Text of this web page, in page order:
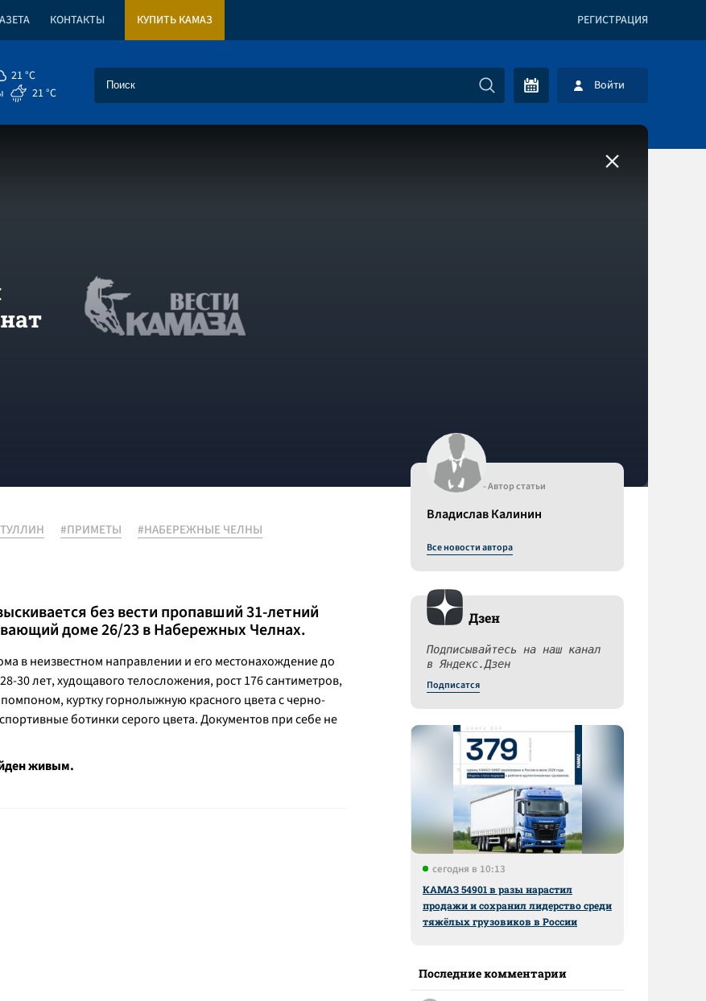
КОНТАКТЫ КУПИТЬ КАМАЗ РЕГИСТРАЦИЯ
21 °C
21 °C Войти
#ПРИМЕТЫ
#НАБЕРЕЖНЫЕ ЧЕЛНЫ
без вести пропавший 31-летний
доме 26/23 в Набережных Челнах.
в неизвестном направлении и его местонахождение до
30 лет, худощавого телосложения, рост 176 сантиметров,
куртку горнолыжную красного цвета с черно-
ботинки серого цвета. Документов при себе не
живым.
- Автор статьи
Владислав Калинин
Все новости автора
Дзен
Подписывайтесь на наш канал
в Яндекс.Дзен
Подписатся
сегодня в 10:13
КАМАЗ 54901 в разы нарастил
продажи и сохранил лидерство среди
тяжёлых грузовиков в России
Последние комментарии